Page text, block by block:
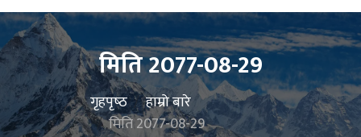
मिति 2077-08-29
गृहपृष्‍ठ
हाम्रो बारे
मिति 2077-08-29